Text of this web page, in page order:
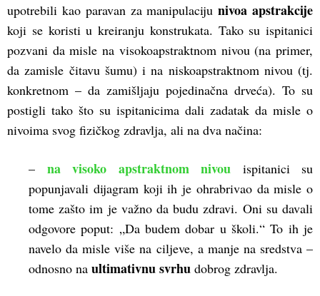
upotrebili kao paravan za manipulacijunivoa apstrakcije
koji se koristi u kreiranju konstrukata. Tako su ispitanici
pozvani da misle na visokoapstraktnom nivou (na primer,
da zamisle čitavu šumu) i na niskoapstraktnom nivou (tj.
konkretnom – da zamišljaju pojedinačna drveća). To su
postigli tako što su ispitanicima dali zadatak da misle o
nivoima svog fizičkog zdravlja, ali na dva načina:
– na visoko apstraktnom nivou ispitanici su
popunjavali dijagram koji ih je ohrabrivao da misle o
tome zašto im je važno da budu zdravi. Oni su davali
odgovore poput: „Da budem dobar u školi.“ To ih je
navelo da misle više na ciljeve, a manje na sredstva –
odnosno na ultimativnu svrhu dobrog zdravlja.